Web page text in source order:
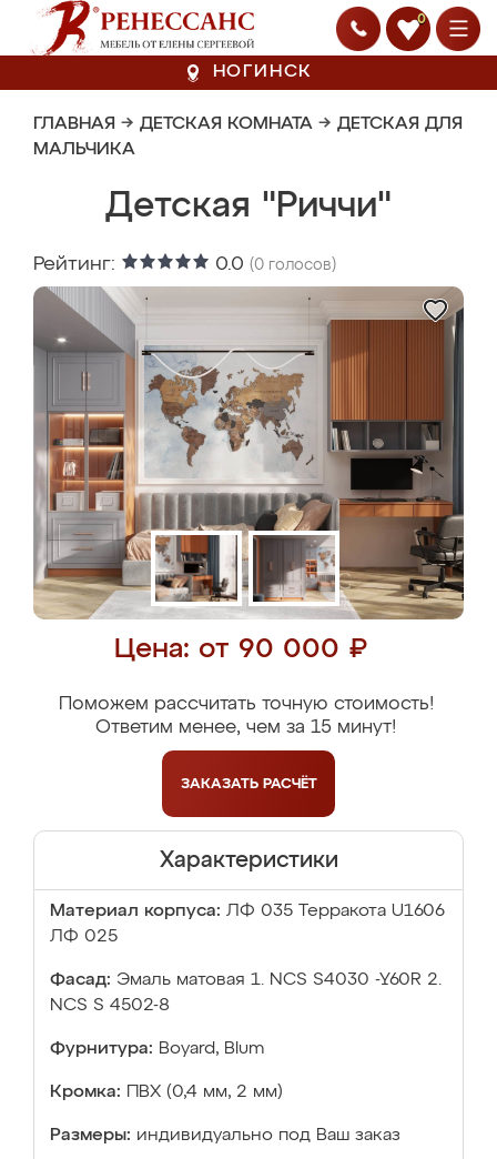
0
НОГИНСК
ГЛАВНАЯ → ДЕТСКАЯ КОМНАТА → ДЕТСКАЯ ДЛЯ
МАЛЬЧИКА
Детская "Риччи"
Рейтинг: 0.0 (0 голосов)
Цена: от 90 000 ₽
Поможем рассчитать точную стоимость!
Ответим менее, чем за 15 минут!
ЗАКАЗАТЬ РАСЧЁТ
Характеристики
Материал корпуса: ЛФ 035 Терракота U1606
ЛФ 025
Фасад: Эмаль матовая 1. NCS S4030 -Y60R 2.
NCS S 4502-8
Фурнитура: Boyard, Blum
Кромка: ПВХ (0,4 мм, 2 мм)
Размеры: индивидуально под Ваш заказ